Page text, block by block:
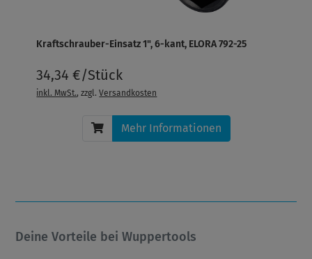
Kraftschrauber-Einsatz 1", 6-kant, ELORA 792-25
34,34 €/Stück
inkl. MwSt., zzgl.Versandkosten
Mehr Informationen
Deine Vorteile bei Wuppertools